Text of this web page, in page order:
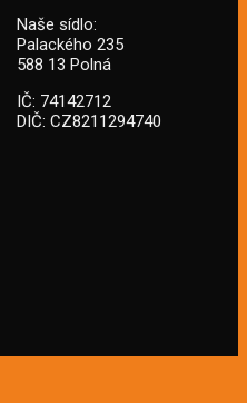
Naše sídlo:
Palackého 235
588 13 Polná
IČ: 74142712
DIČ: CZ8211294740